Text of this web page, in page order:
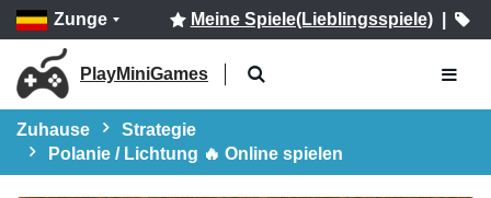
Zunge Meine Spiele(Lieblingsspiele)|
PlayMiniGames
Zuhause
Strategie
Polanie / Lichtung 🔥 Online spielen